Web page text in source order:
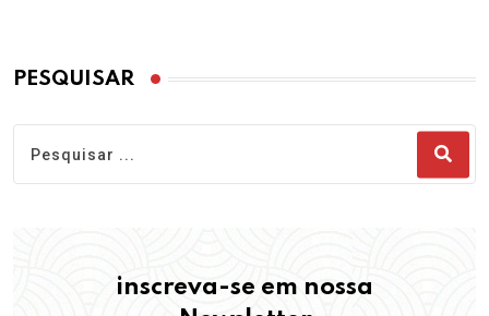
PESQUISAR
inscreva-se em nossa